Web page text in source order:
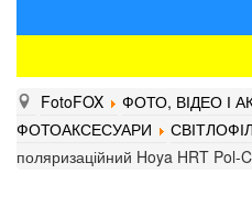
FotoFOX
ФОТО, ВІДЕО І
ФОТОАКСЕСУАРИ
поляризаційний Hoya HRT Pol-